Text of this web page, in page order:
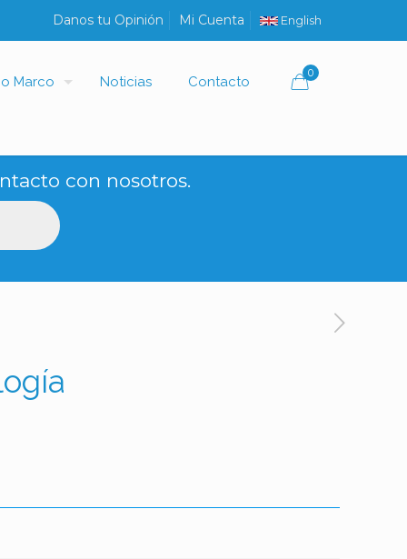
Danos tu Opinión Mi Cuenta English
Marco Noticias Contacto
0
con nosotros.